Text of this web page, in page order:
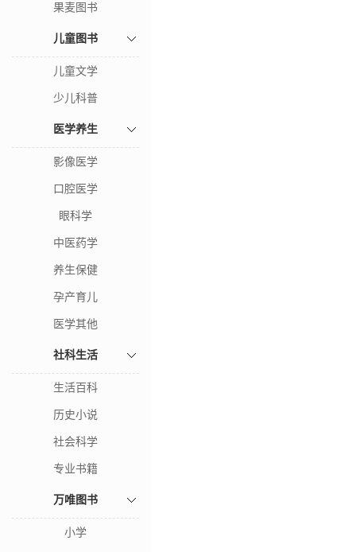
果麦图书
儿童图书
儿童文学
少儿科普
医学养生
影像医学
口腔医学
眼科学
中医药学
养生保健
孕产育儿
医学其他
社科生活
生活百科
历史小说
社会科学
专业书籍
万唯图书
小学